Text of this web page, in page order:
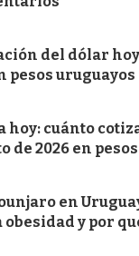
del dólar hoy
pesos uruguayos
cuánto
de 2026 en
en
y por